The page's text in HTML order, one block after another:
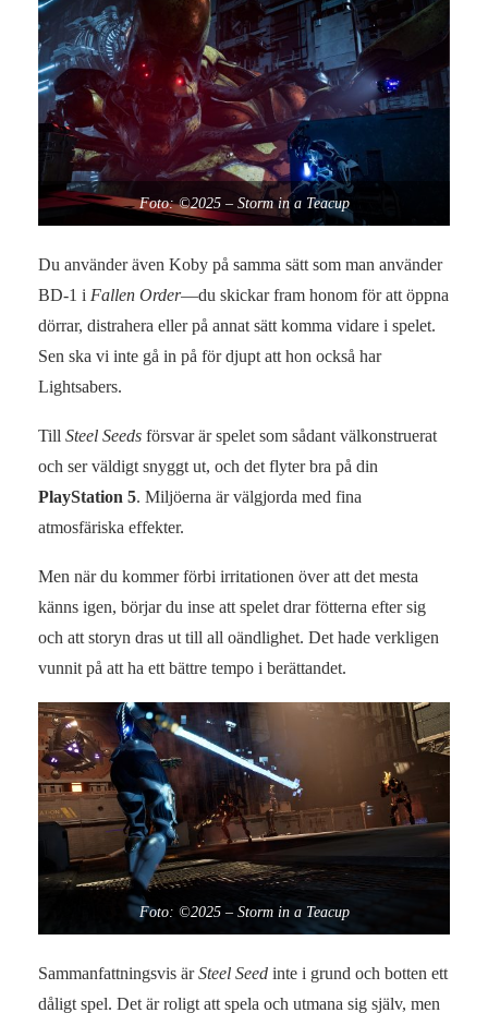
Foto: ©2025 – Storm in a Teacup
Du använder även Koby på samma sätt som man använder
BD-1 i Fallen Order—du skickar fram honom för att öppna
dörrar, distrahera eller på annat sätt komma vidare i spelet.
Sen ska vi inte gå in på för djupt att hon också har
Lightsabers.
Till Steel Seeds försvar är spelet som sådant välkonstruerat
och ser väldigt snyggt ut, och det flyter bra på din
PlayStation 5. Miljöerna är välgjorda med fina
atmosfäriska effekter.
Men när du kommer förbi irritationen över att det mesta
känns igen, börjar du inse att spelet drar fötterna efter sig
och att storyn dras ut till all oändlighet. Det hade verkligen
vunnit på att ha ett bättre tempo i berättandet.
Foto: ©2025 – Storm in a Teacup
Sammanfattningsvis ärSteel Seed inte i grund och botten ett
dåligt spel. Det är roligt att spela och utmana sig själv, men